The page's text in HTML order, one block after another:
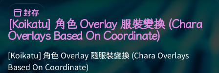
封存
[Koikatu] 角色 Overlay 服裝變換 (Chara
Overlays Based On Coordinate)
[Koikatu] 角色 Overlay 隨服裝變換 (Chara Overlays
Based On Coordinate)